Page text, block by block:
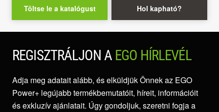
Töltse le a katalógust Hol kapható?
REGISZTRÁLJON A EGO HÍRLEVÉL
Adja meg adatait alább, és elküldjük Önnek az EGO
Power+ legújabb termékbemutatóit, híreit, információit
és exkluzív ajánlatait. Úgy gondoljuk, szeretni fogja a